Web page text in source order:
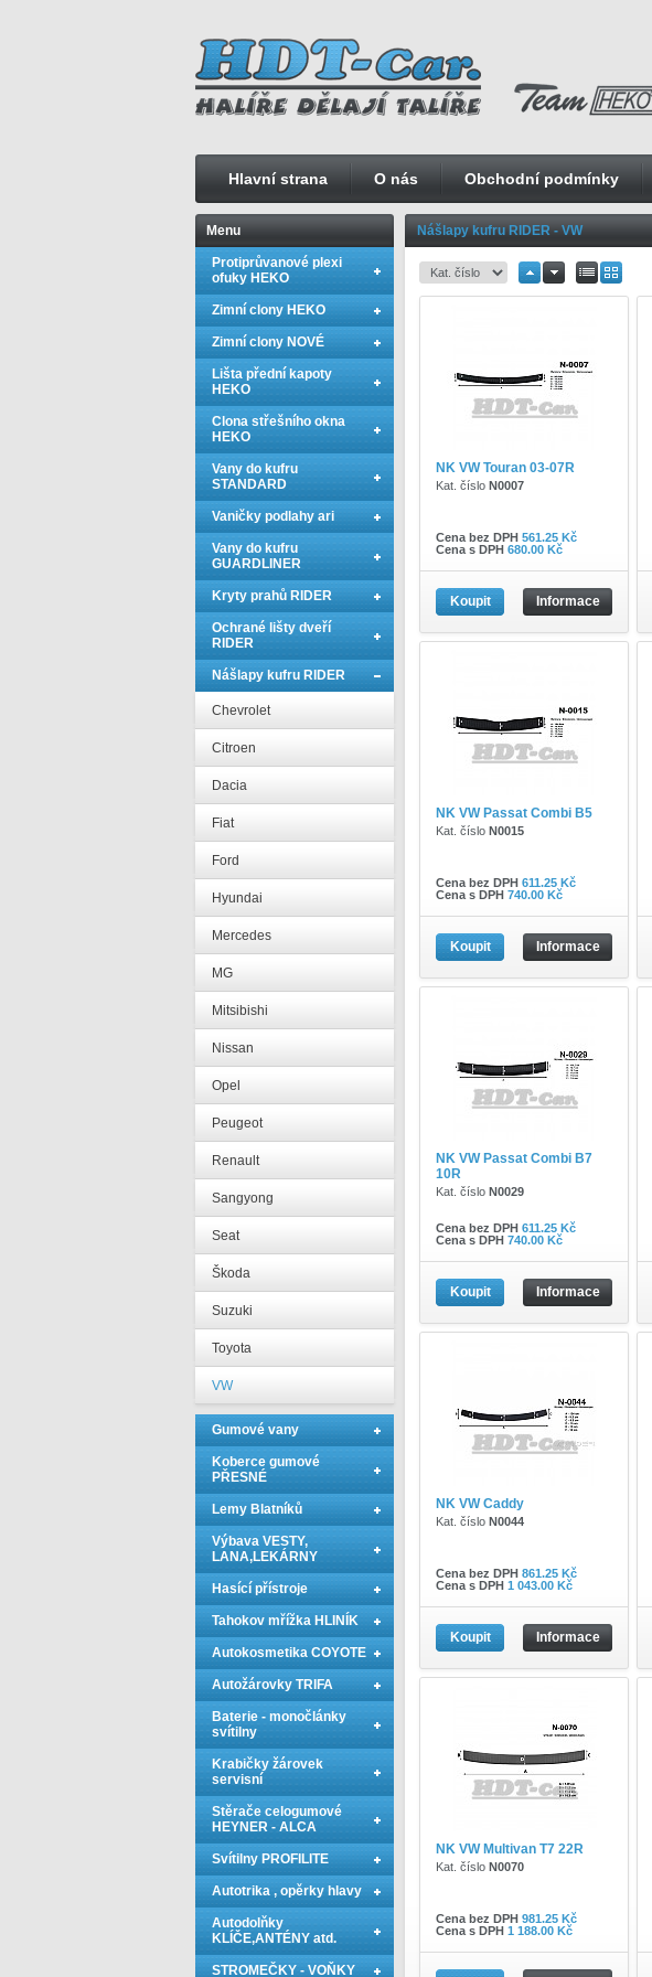
Nášlapy kufru RIDER - VW
NK VW Touran 03-07R
Kat. číslo N0007
Cena bez DPH 561.25 Kč
Cena s DPH 680.00 Kč
Koupit Informace
NK VW Passat Combi B5
Kat. číslo N0015
Cena bez DPH 611.25 Kč
Cena s DPH 740.00 Kč
Koupit Informace
NK VW Passat Combi B7
10R
Kat. číslo N0029
Cena bez DPH 611.25 Kč
Cena s DPH 740.00 Kč
Koupit Informace
NK VW Caddy
Kat. číslo N0044
Cena bez DPH 861.25 Kč
Cena s DPH 1 043.00 Kč
Koupit Informace
NK VW Multivan T7 22R
Kat. číslo N0070
Cena bez DPH 981.25 Kč
Cena s DPH 1 188.00 Kč
Menu
Protiprůvanové plexi
ofuky HEKO
Zimní clony HEKO
Zimní clony NOVÉ
Lišta přední kapoty
HEKO
Clona střešního okna
HEKO
Vany do kufru
STANDARD
Vaničky podlahy ari
Vany do kufru
GUARDLINER
Kryty prahů RIDER
Ochrané lišty dveří
RIDER
Nášlapy kufru RIDER
Chevrolet
Citroen
Dacia
Fiat
Ford
Hyundai
Mercedes
MG
Mitsibishi
Nissan
Opel
Peugeot
Renault
Sangyong
Seat
Škoda
Suzuki
Toyota
VW
Gumové vany
Koberce gumové
PŘESNÉ
Lemy Blatníků
Výbava VESTY,
LANA,LEKÁRNY
Hasící přístroje
Tahokov mřížka HLINÍK
Autokosmetika COYOTE
Autožárovky TRIFA
Baterie - monočlánky
svítilny
Krabičky žárovek
servisní
Stěrače celogumové
HEYNER - ALCA
Svítilny PROFILITE
Autotrika , opěrky hlavy
Autodolňky
KLÍČE,ANTÉNY atd.
STROMEČKY - VOŇKY
Hlavní strana O nás Obchodní podmínky